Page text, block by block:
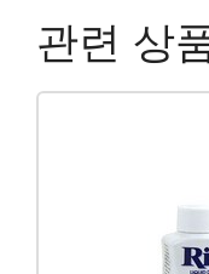
관련 상